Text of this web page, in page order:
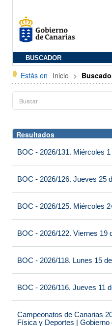
BUSCADOR
Estás en Inicio >
Resultados
BOC - 2026/131. Miércoles
BOC - 2026/126. Jueves 25
BOC - 2026/125. Miércoles
BOC - 2026/122. Viernes 19
BOC - 2026/118. Lunes 15
BOC - 2026/116. Jueves 11
Campeonatos de Canarias
Física y Deportes | Gobierno